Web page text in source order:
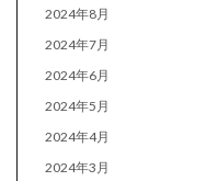
2024年8月
2024年7月
2024年6月
2024年5月
2024年4月
2024年3月